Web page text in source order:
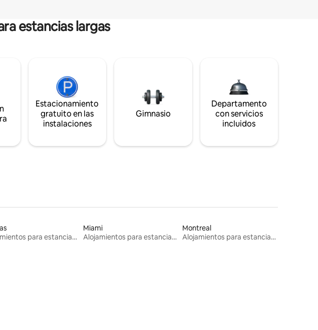
estancias largas
Estacionamiento
gratuito en las
instalaciones
Gimnasio
Departamento
con servicios
incluidos
Alojamientos para estancias largas
Miami
Alojamientos para estancias largas
Montreal
Alojamientos para estancias largas